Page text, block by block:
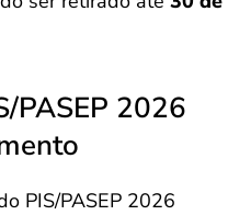
PASEP 2026
PIS/PASEP 2026